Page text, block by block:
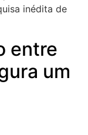
inédita de
entre
um